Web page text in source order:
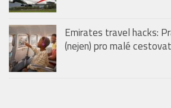
Emirates travel hacks:
(nejen) pro malé